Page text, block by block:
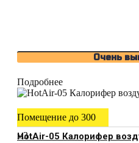
Очень
Подробнее
Помещение до 300
м3
HotAir-05 Калорифер